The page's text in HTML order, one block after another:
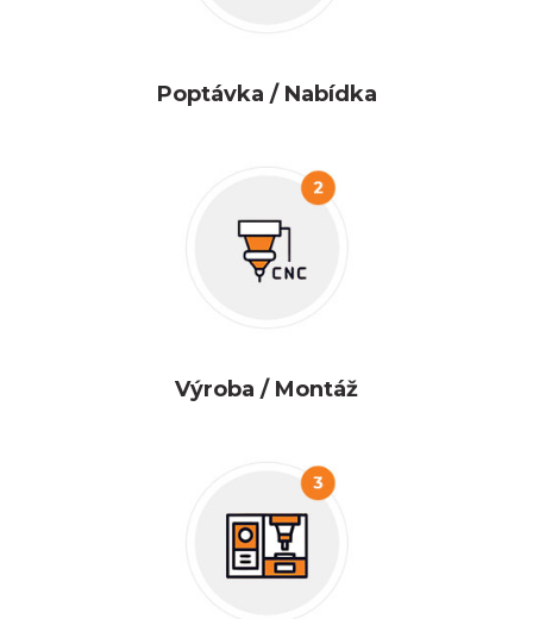
Poptávka / Nabídka
Výroba / Montáž